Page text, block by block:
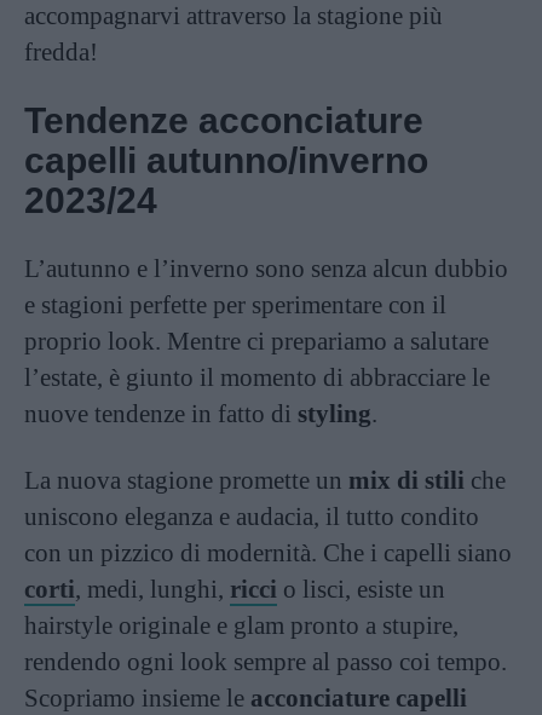
accompagnarvi attraverso la stagione più
fredda!
Tendenze acconciature
capelli autunno/inverno
2023/24
L’autunno e l’inverno sono senza alcun dubbio
e stagioni perfette per sperimentare con il
proprio look. Mentre ci prepariamo a salutare
l’estate, è giunto il momento di abbracciare le
nuove tendenze in fatto di styling.
La nuova stagione promette un mix di stili che
uniscono eleganza e audacia, il tutto condito
con un pizzico di modernità. Che i capelli siano
corti, medi, lunghi, ricci o lisci, esiste un
hairstyle originale e glam pronto a stupire,
rendendo ogni look sempre al passo coi tempo.
Scopriamo insieme le acconciature capelli